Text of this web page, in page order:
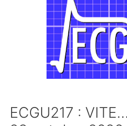
ECGU217 :